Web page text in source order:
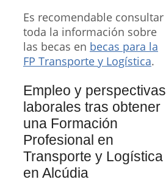
Es recomendable consultar
toda la información sobre
las becas en becas para la
FP Transporte y Logística.
Empleo y perspectivas
laborales tras obtener
una Formación
Profesional en
Transporte y Logística
en Alcúdia